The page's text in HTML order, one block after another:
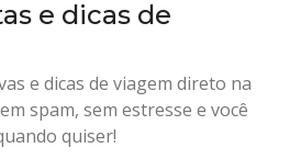
e dicas de
e dicas de viagem direto na
spam, sem estresse e você
quiser!